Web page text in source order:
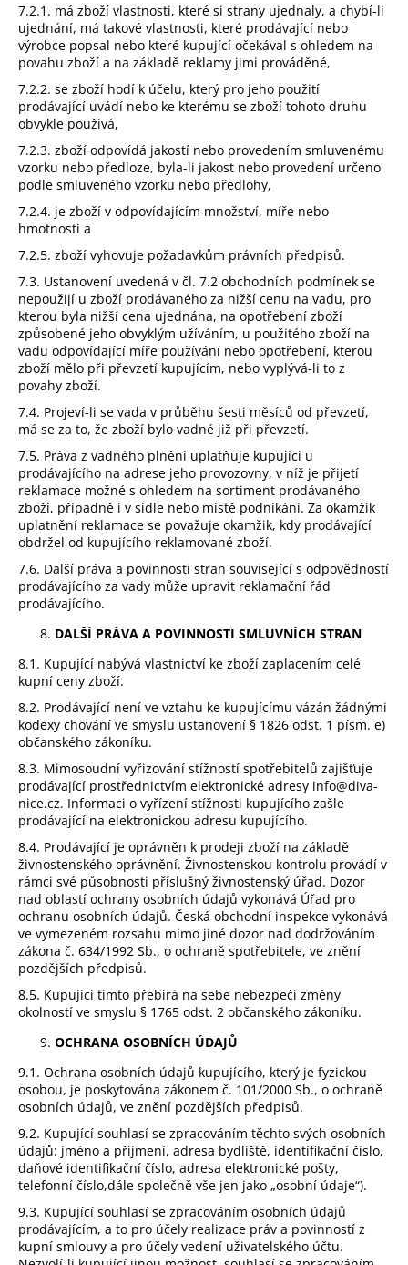
7.2.1. má zboží vlastnosti, které si strany ujednaly, a chybí-li
ujednání, má takové vlastnosti, které prodávající nebo
výrobce popsal nebo které kupující očekával s ohledem na
povahu zboží a na základě reklamy jimi prováděné,
7.2.2. se zboží hodí k účelu, který pro jeho použití
prodávající uvádí nebo ke kterému se zboží tohoto druhu
obvykle používá,
7.2.3. zboží odpovídá jakostí nebo provedením smluvenému
vzorku nebo předloze, byla-li jakost nebo provedení určeno
podle smluveného vzorku nebo předlohy,
7.2.4. je zboží v odpovídajícím množství, míře nebo
hmotnosti a
7.2.5. zboží vyhovuje požadavkům právních předpisů.
7.3. Ustanovení uvedená v čl. 7.2 obchodních podmínek se
nepoužijí u zboží prodávaného za nižší cenu na vadu, pro
kterou byla nižší cena ujednána, na opotřebení zboží
způsobené jeho obvyklým užíváním, u použitého zboží na
vadu odpovídající míře používání nebo opotřebení, kterou
zboží mělo při převzetí kupujícím, nebo vyplývá-li to z
povahy zboží.
7.4. Projeví-li se vada v průběhu šesti měsíců od převzetí,
má se za to, že zboží bylo vadné již při převzetí.
7.5. Práva z vadného plnění uplatňuje kupující u
prodávajícího na adrese jeho provozovny, v níž je přijetí
reklamace možné s ohledem na sortiment prodávaného
zboží, případně i v sídle nebo místě podnikání. Za okamžik
uplatnění reklamace se považuje okamžik, kdy prodávající
obdržel od kupujícího reklamované zboží.
7.6. Další práva a povinnosti stran související s odpovědností
prodávajícího za vady může upravit reklamační řád
prodávajícího.
DALŠÍ PRÁVA A POVINNOSTI SMLUVNÍCH STRAN
8.1. Kupující nabývá vlastnictví ke zboží zaplacením celé
kupní ceny zboží.
8.2. Prodávající není ve vztahu ke kupujícímu vázán žádnými
kodexy chování ve smyslu ustanovení § 1826 odst. 1 písm. e)
občanského zákoníku.
8.3. Mimosoudní vyřizování stížností spotřebitelů zajišťuje
prodávající prostřednictvím elektronické adresy info@diva-
nice.cz. Informaci o vyřízení stížnosti kupujícího zašle
prodávající na elektronickou adresu kupujícího.
8.4. Prodávající je oprávněn k prodeji zboží na základě
živnostenského oprávnění. Živnostenskou kontrolu provádí v
rámci své působnosti příslušný živnostenský úřad. Dozor
nad oblastí ochrany osobních údajů vykonává Úřad pro
ochranu osobních údajů. Česká obchodní inspekce vykonává
ve vymezeném rozsahu mimo jiné dozor nad dodržováním
zákona č. 634/1992 Sb., o ochraně spotřebitele, ve znění
pozdějších předpisů.
8.5. Kupující tímto přebírá na sebe nebezpečí změny
okolností ve smyslu § 1765 odst. 2 občanského zákoníku.
OCHRANA OSOBNÍCH ÚDAJŮ
9.1. Ochrana osobních údajů kupujícího, který je fyzickou
osobou, je poskytována zákonem č. 101/2000 Sb., o ochraně
osobních údajů, ve znění pozdějších předpisů.
9.2. Kupující souhlasí se zpracováním těchto svých osobních
údajů: jméno a příjmení, adresa bydliště, identifikační číslo,
daňové identifikační číslo, adresa elektronické pošty,
telefonní číslo,dále společně vše jen jako „osobní údaje“).
9.3. Kupující souhlasí se zpracováním osobních údajů
prodávajícím, a to pro účely realizace práv a povinností z
kupní smlouvy a pro účely vedení uživatelského účtu.